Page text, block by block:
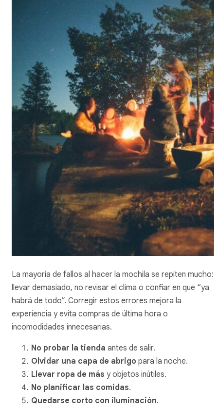
La mayoría de fallos al hacer la mochila se repiten mucho:
llevar demasiado, no revisar el clima o confiar en que “ya
habrá de todo”. Corregir estos errores mejora la
experiencia y evita compras de última hora o
incomodidades innecesarias.
No probar la tienda antes de salir.
Olvidar una capa de abrigo para la noche.
Llevar ropa de más y objetos inútiles.
No planificar las comidas.
Quedarse corto con iluminación.